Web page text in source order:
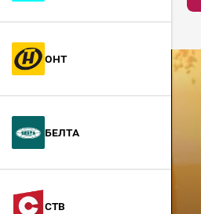
ОНТ
БелТА
СТВ